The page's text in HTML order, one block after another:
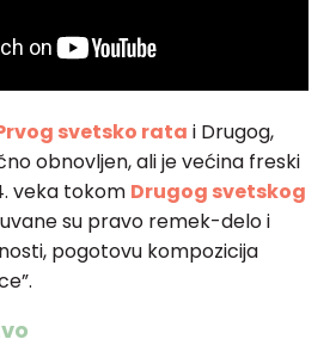
svetsko rata i Drugog,
obnovljen, ali je većina freski
veka tokom Drugog svetskog
su pravo remek-delo i
pogotovu kompozicija